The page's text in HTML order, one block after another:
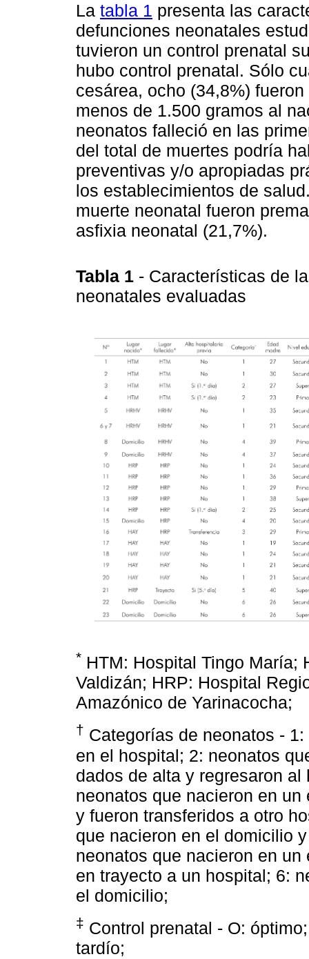
La tabla 1 presenta las
defunciones neonatales
tuvieron un control prenatal
hubo control prenatal. Sólo
cesárea, ocho (34,8%)
menos de 1.500 gramos al
neonatos falleció en las
del total de muertes podría
preventivas y/o apropiadas
los establecimientos de
muerte neonatal fueron
asfixia neonatal (21,7%).
Tabla 1 - Características de
neonatales evaluadas
* HTM: Hospital Tingo María;
Valdizán; HRP: Hospital
Amazónico de Yarinacocha;
† Categorías de neonatos -
en el hospital; 2: neonatos
dados de alta y regresaron
neonatos que nacieron en
y fueron transferidos a otro
que nacieron en el domicilio
neonatos que nacieron en
en trayecto a un hospital; 6:
el domicilio;
‡ Control prenatal - O:
tardío;